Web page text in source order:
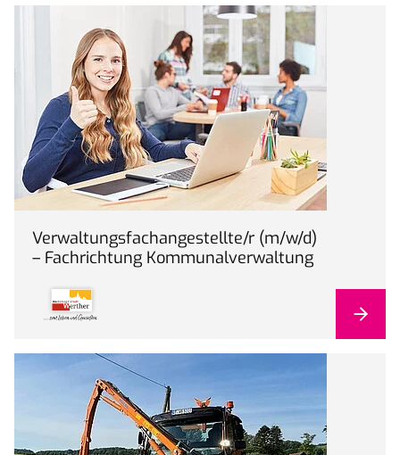
Verwaltungsfachangestellte/r (m/w/d)
– Fachrichtung Kommunalverwaltung